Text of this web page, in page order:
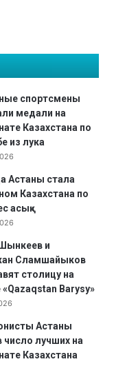
спортсмены
медали на
Казахстана по
из лука
Астаны стала
Казахстана по
асық»
и
Сламшайыков
столицу на
«Qazaqstan Barysy»
Астаны
число лучших на
Казахстана